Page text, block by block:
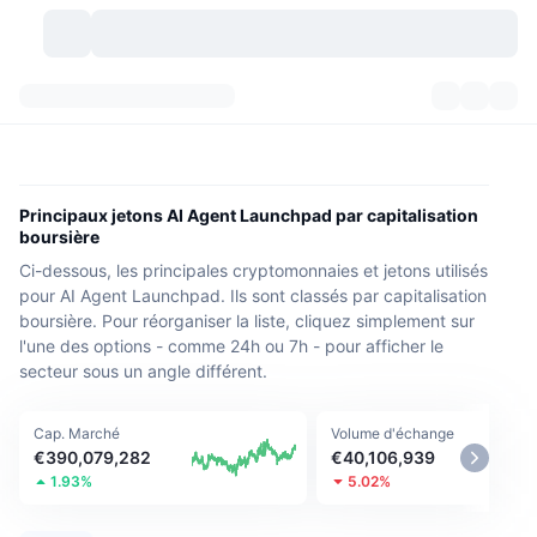
Historique des aperçus
Déverrouillages de jetons
Rendements
Actifs Monde Réel
Vue globale du marché
Marché Spot
Nombre de cryptomonnaies
Trésoreries de Bitcoin
Trésoreries de BNB
Tendances
Nouveau
Gagnants
Explorateur de mèmes
Plateformes d'échange
Au comptant
Produits dérivés
Communauté
Fils d'actualité
Sujets
Lives
API
API
API Crypto
Produits
Produits
Principaux jetons AI Agent Launchpad par capitalisation
boursière
Ci-dessous, les principales cryptomonnaies et jetons utilisés
pour AI Agent Launchpad. Ils sont classés par capitalisation
boursière. Pour réorganiser la liste, cliquez simplement sur
l'une des options - comme 24h ou 7h - pour afficher le
secteur sous un angle différent.
Cap. Marché
€390,079,282
1.93%
Volume d'échange
€40,106,939
5.02%